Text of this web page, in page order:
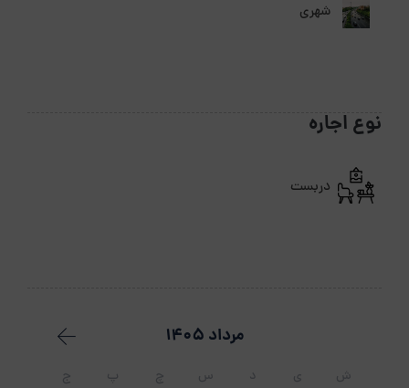
شهری
نوع اجاره
دربست
مرداد 1405
ش ی د س چ پ ج